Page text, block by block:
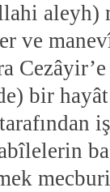
aleyh)
ve
bir hayât